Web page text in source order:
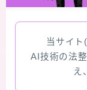
アロマハーブ
おすすめ商品
当サイ
AI技術の法
え